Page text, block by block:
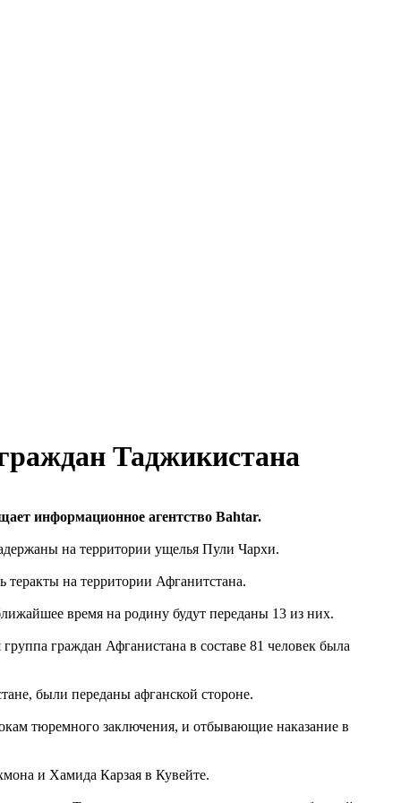
Таджикистана
информационное агентство Bahtar.
на территории ущелья Пули Чархи.
теракты на территории Афганитстана.
время на родину будут переданы 13 из них.
граждан Афганистана в составе 81 человек была
были переданы афганской стороне.
тюремного заключения, и отбывающие наказание в
и Хамида Карзая в Кувейте.